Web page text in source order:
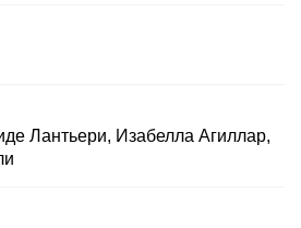
притяжением, которое
зим назад: десять зим- в
красоте Венеции и Москве.
Лантьери, Изабелла Агиллар,